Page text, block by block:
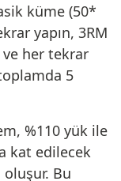
küme (50*
yapın, 3RM
ve her tekrar
5
%110 yük ile
kat edilecek
oluşur. Bu